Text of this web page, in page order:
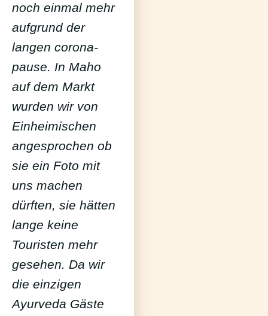
noch einmal mehr
aufgrund der
langen corona-
pause. In Maho
auf dem Markt
wurden wir von
Einheimischen
angesprochen ob
sie ein Foto mit
uns machen
dürften, sie hätten
lange keine
Touristen mehr
gesehen. Da wir
die einzigen
Ayurveda Gäste